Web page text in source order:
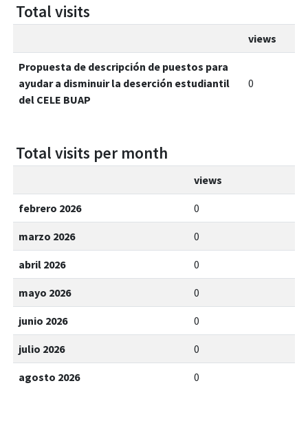
Total visits
views
Propuesta de descripción de puestos para
ayudar a disminuir la deserción estudiantil
del CELE BUAP
0
Total visits per month
views
febrero 2026 0
marzo 2026 0
abril 2026 0
mayo 2026 0
junio 2026 0
julio 2026 0
agosto 2026 0